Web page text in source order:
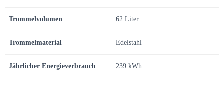
Trommelvolumen 62 Liter
Trommelmaterial Edelstahl
Jährlicher Energieverbrauch 239 kWh